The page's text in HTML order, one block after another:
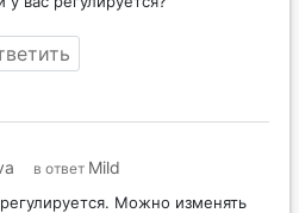
в ответ Mild
Можно изменять